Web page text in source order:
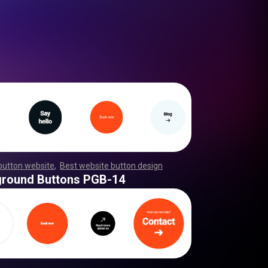
website Best website button design
,,,,,,,,,,,,,,,, ,,,,,,,,,,,,,,,,,,,,,,,,,,,,,,
Buttons PGB-14